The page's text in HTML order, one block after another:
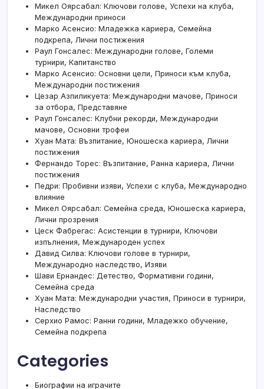
Микел Оярсабал: Ключови голове, Успехи на клуба,
Международни приноси
Марко Асенсио: Младежка кариера, Семейна
подкрепа, Лични постижения
Раул Гонсалес: Международни голове, Големи
турнири, Капитанство
Марко Асенсио: Основни цели, Приноси към клуба,
Международни постижения
Цезар Азпиликуета: Международни мачове, Приноси
за отбора, Представяне
Раул Гонсалес: Клубни рекорди, Международни
мачове, Основни трофеи
Хуан Мата: Възпитание, Юношеска кариера, Лични
постижения
Фернандо Торес: Възпитание, Ранна кариера, Лични
постижения
Педри: Пробивни изяви, Успехи с клуба, Международно
влияние
Микел Оярсабал: Семейна среда, Юношеска кариера,
Лични прозрения
Цеск Фабрегас: Асистенции в турнири, Ключови
изпълнения, Международен успех
Давид Силва: Ключови голове в турнири,
Международно наследство, Изяви
Шави Ернандес: Детество, Формативни години,
Семейна среда
Хуан Мата: Международни участия, Приноси в турнири,
Наследство
Серхио Рамос: Ранни години, Младежко обучение,
Семейна подкрепа
Categories
Биографии на играчите